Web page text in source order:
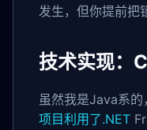
发生，但你提前
技术实现：
虽然我是Java系
项目利用了.NET